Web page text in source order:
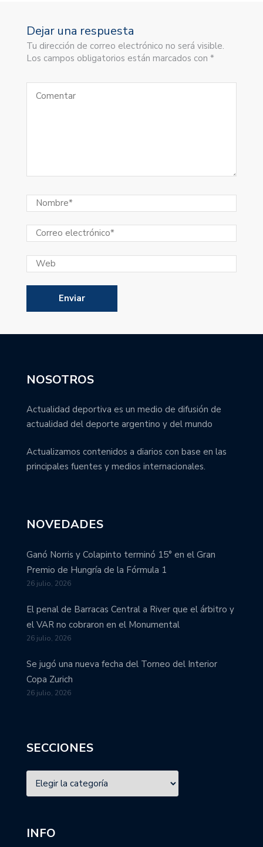
Dejar una respuesta
Tu dirección de correo electrónico no será visible.
Los campos obligatorios están marcados con *
NOSOTROS
Actualidad deportiva es un medio de difusión de
actualidad del deporte argentino y del mundo
Actualizamos contenidos a diarios con base en las
principales fuentes y medios internacionales.
NOVEDADES
Ganó Norris y Colapinto terminó 15° en el Gran
Premio de Hungría de la Fórmula 1
26 julio, 2026
El penal de Barracas Central a River que el árbitro y
el VAR no cobraron en el Monumental
26 julio, 2026
Se jugó una nueva fecha del Torneo del Interior
Copa Zurich
26 julio, 2026
SECCIONES
INFO